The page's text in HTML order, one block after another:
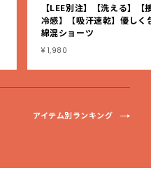
【LEE別注】【洗える】【
冷感】【吸汗速乾】優しく
綿混ショーツ
¥ 1,980
アイテム別ランキング